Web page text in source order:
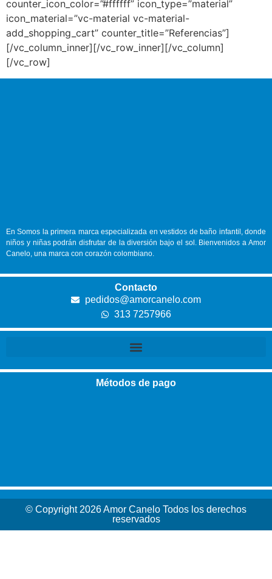
EnSomos la primera marca especializada en vestidos de baño infantil, donde
niños y niñas podrán disfrutar de la diversión bajo el sol. Bienvenidos a Amor
Canelo, una marca con corazón colombiano.
Contacto
pedidos@amorcanelo.com
313 7257966
Métodos de pago
© Copyright 2026 Amor Canelo Todos los derechos
reservados